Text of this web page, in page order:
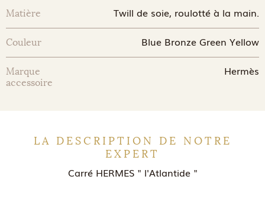
Matière Twill de soie, roulotté à la main.
Couleur Blue Bronze Green Yellow
Marque
accessoire
Hermès
LA DESCRIPTION DE NOTRE
EXPERT
Carré HERMES " l'Atlantide "